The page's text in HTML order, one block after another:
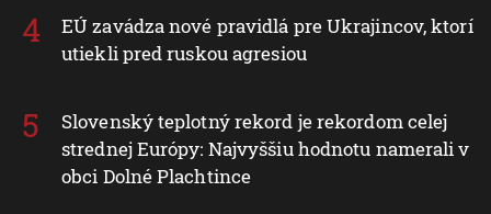
EÚ zavádza nové pravidlá pre Ukrajincov, ktorí
utiekli pred ruskou agresiou
Slovenský teplotný rekord je rekordom celej
strednej Európy: Najvyššiu hodnotu namerali v
obci Dolné Plachtince